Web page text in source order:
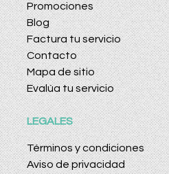
Promociones
Blog
Factura tu servicio
Contacto
Mapa de sitio
Evalúa tu servicio
LEGALES
Términos y condiciones
Aviso de privacidad